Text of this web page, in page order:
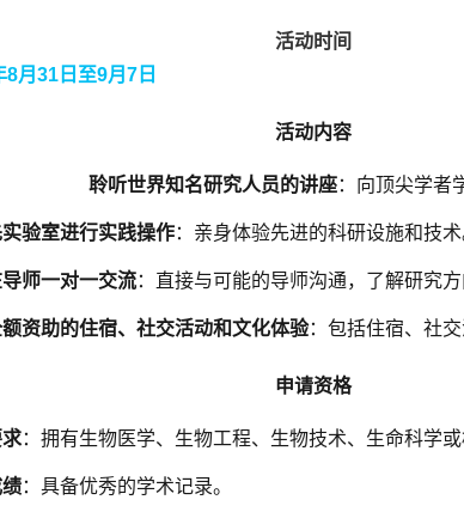
活动时间
8月31日至9月7日
活动内容
聆听世界知名研究人员的讲座：向顶尖学者
验室进行实践操作：亲身体验先进的科研设施和技术
师一对一交流：直接与可能的导师沟通，了解研究方
资助的住宿、社交活动和文化体验：包括住宿、社交
申请资格
：拥有生物医学、生物工程、生物技术、生命科学或
：具备优秀的学术记录。